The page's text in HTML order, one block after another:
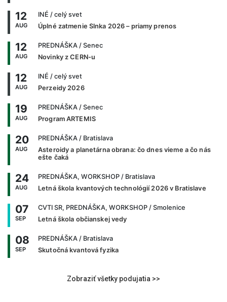
12
AUG
INÉ / celý svet
Úplné zatmenie Slnka 2026 – priamy prenos
12
AUG
PREDNÁŠKA / Senec
Novinky z CERN-u
12
AUG
INÉ / celý svet
Perzeidy 2026
19
AUG
PREDNÁŠKA / Senec
Program ARTEMIS
20
AUG
PREDNÁŠKA / Bratislava
Asteroidy a planetárna obrana: čo dnes vieme a čo nás
ešte čaká
24
AUG
PREDNÁŠKA, WORKSHOP / Bratislava
Letná škola kvantových technológií 2026 v Bratislave
07
SEP
CVTI SR, PREDNÁŠKA, WORKSHOP / Smolenice
Letná škola občianskej vedy
08
SEP
PREDNÁŠKA / Bratislava
Skutočná kvantová fyzika
Zobraziť všetky podujatia >>